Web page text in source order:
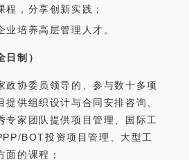
，分享创新实践；
业培养高层管理人才。
日制）
政协委员领导的、参与数十多项
提供组织设计与合同安排咨询、
专家团队提供项目管理、国际工
BOT投资项目管理、大型工
面的课程；